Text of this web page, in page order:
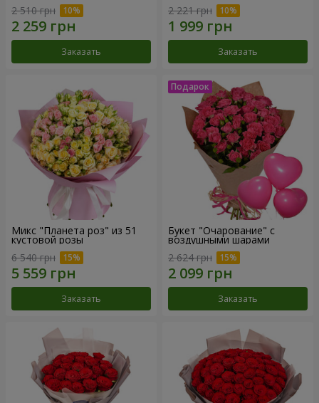
2 510 грн
Заказать
2 221 грн
Заказать
Микс "Планета роз" из 51
кустовой розы
6 540 грн
Заказать
Букет "Очарование" с
воздушными шарами
2 624 грн
Заказать